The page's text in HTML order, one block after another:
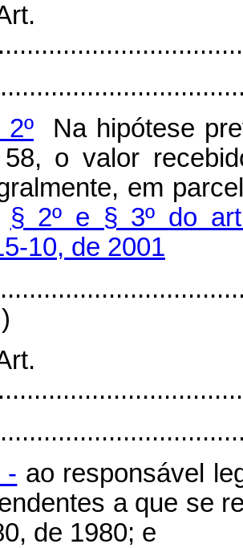
2ºNa hipótese
o valor
em
§ 2º e § 3º do
10, de 2001
- ao responsável
a que se
de 1980; e